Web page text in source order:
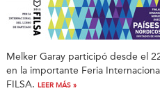
Melker Garay participó desde el
en la importante Feria
FILSA. LEER MÁS »